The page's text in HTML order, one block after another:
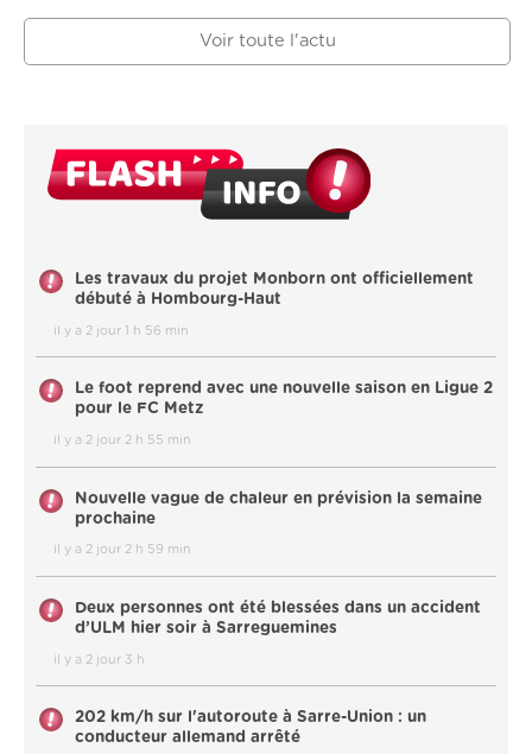
Voir toute l'actu
Les travaux du projet Monborn ont officiellement
débuté à Hombourg-Haut
il y a 2 jour 1 h 56 min
Le foot reprend avec une nouvelle saison en Ligue 2
pour le FC Metz
il y a 2 jour 2 h 55 min
Nouvelle vague de chaleur en prévision la semaine
prochaine
il y a 2 jour 2 h 59 min
Deux personnes ont été blessées dans un accident
d’ULM hier soir à Sarreguemines
il y a 2 jour 3 h
202 km/h sur l'autoroute à Sarre-Union : un
conducteur allemand arrêté